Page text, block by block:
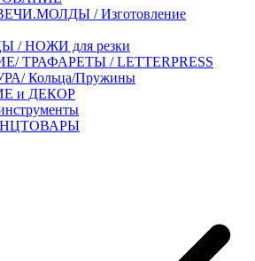
/ Изготовление
НОЖИ для резки
ТРАФАРЕТЫ / LETTERPRESS
Кольца/Пружины
и ДЕКОР